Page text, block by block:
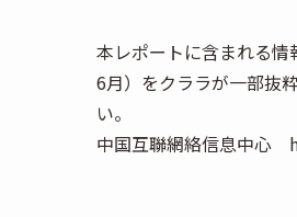
本レポートに含まれる
6月）をクララが一部抜
い。
中国互聯網絡信息中心